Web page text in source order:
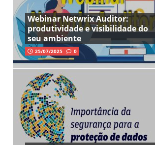
Webinar Netwrix Auditor:
produtividade e visibilidade do
seu ambiente
25/07/2025 0